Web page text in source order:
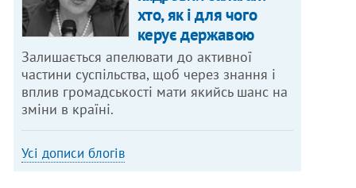
хто, як і для чого
керує державою
Залишається апелювати до активної
частини суспільства, щоб через знання і
вплив громадськості мати якийсь шанс на
зміни в країні.
Усі дописи блогів